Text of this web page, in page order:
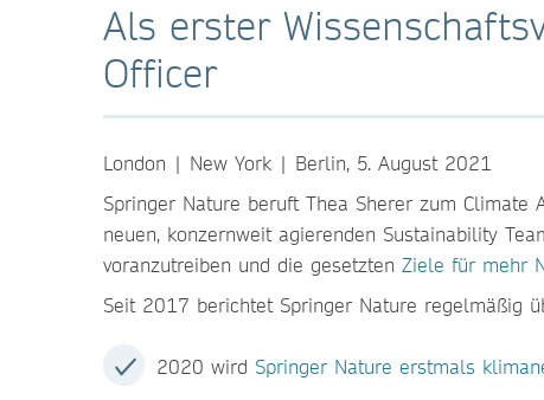
Als erster
Officer
London | New York | Berlin, 5. August 2021
Springer Nature beruft Thea Sherer zum
neuen, konzernweit agierenden Sustainability
voranzutreiben und die gesetzten Ziele für mehr
Seit 2017 berichtet Springer Nature regelmäßig
2020 wird Springer Nature erstmals